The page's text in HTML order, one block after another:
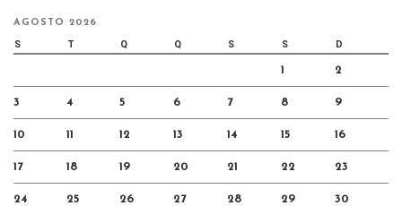
AGOSTO 2026
S T Q Q S S D
1 2
3 4 5 6 7 8 9
10 11 12 13 14 15 16
17 18 19 20 21 22 23
24 25 26 27 28 29 30